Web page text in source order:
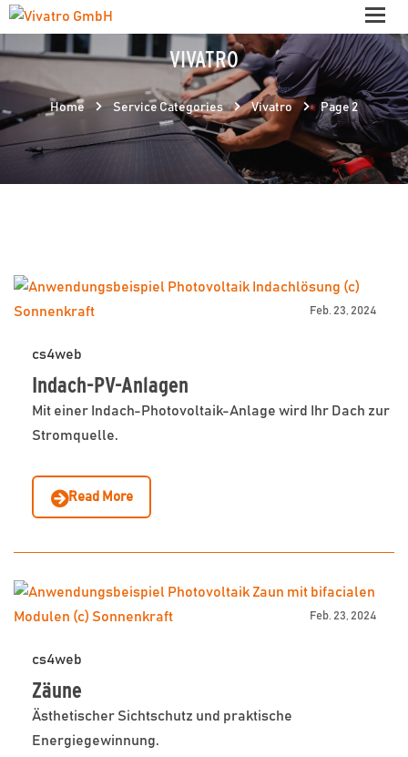
VIVATRO
Home Service Categories Vivatro Page 2
Feb. 23, 2024
cs4web
Indach-PV-Anlagen
Mit einer Indach-Photovoltaik-Anlage wird Ihr Dach zur
Stromquelle.
Read More
Feb. 23, 2024
cs4web
Zäune
Ästhetischer Sichtschutz und praktische
Energiegewinnung.